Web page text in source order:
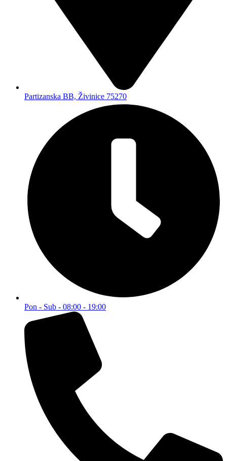
Partizanska BB, Živinice 75270
Pon - Sub - 08:00 - 19:00